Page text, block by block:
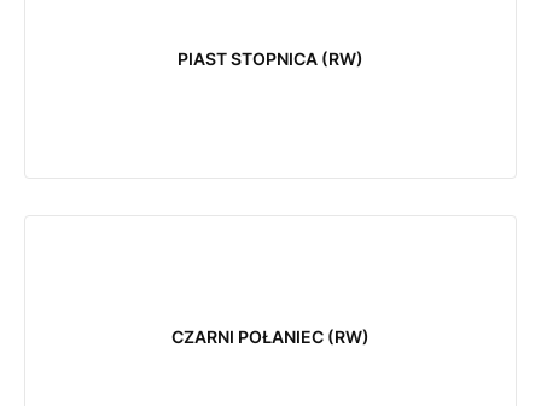
PIAST STOPNICA (RW)
CZARNI POŁANIEC (RW)